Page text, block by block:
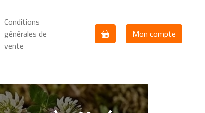
Conditions
générales de
vente
Mon compte